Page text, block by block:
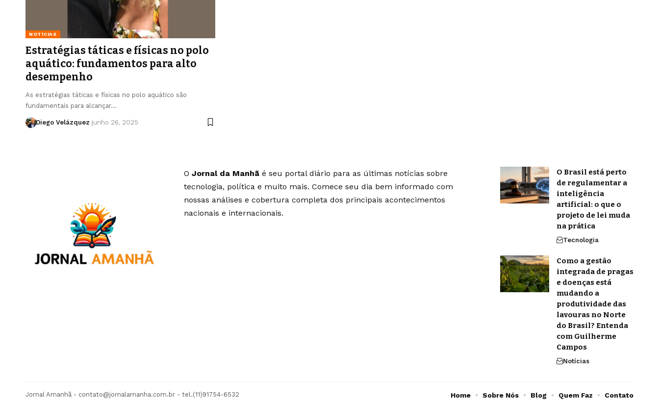
NOTÍCIAS
Estratégias táticas e físicas no polo
aquático: fundamentos para alto
desempenho
As estratégias táticas e físicas no polo aquático são
fundamentais para alcançar…
Diego Velázquez junho 26, 2025
O Jornal da Manhãé seu portal diário para as últimas notícias sobre
tecnologia, política e muito mais. Comece seu dia bem informado com
nossas análises e cobertura completa dos principais acontecimentos
nacionais e internacionais.
O Brasil está perto
de regulamentar a
inteligência
artificial: o que o
projeto de lei muda
na prática
Tecnologia
Como a gestão
integrada de pragas
e doenças está
mudando a
produtividade das
lavouras no Norte
do Brasil? Entenda
com Guilherme
Campos
Notícias
Jornal Amanhã - contato@jornalamanha.com.br - tel.(11)91754-6532 Home Sobre Nós Blog Quem Faz Contato